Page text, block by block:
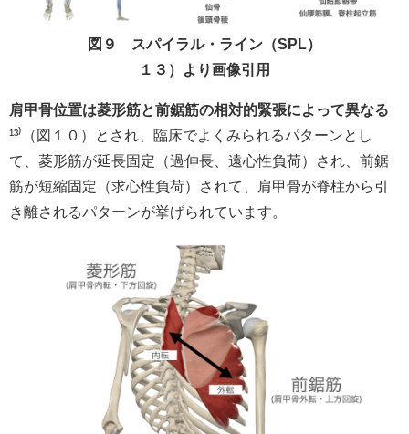
図９ スパイラル・ライン（SPL）
１３）より画像引用
肩甲骨位置は菱形筋と前鋸筋の相対的緊張によって異なる
¹³⁾（図１０）とされ、臨床でよくみられるパターンとし
て、菱形筋が延長固定（過伸長、遠心性負荷）され、前鋸
筋が短縮固定（求心性負荷）されて、肩甲骨が脊柱から引
き離されるパターンが挙げられています。